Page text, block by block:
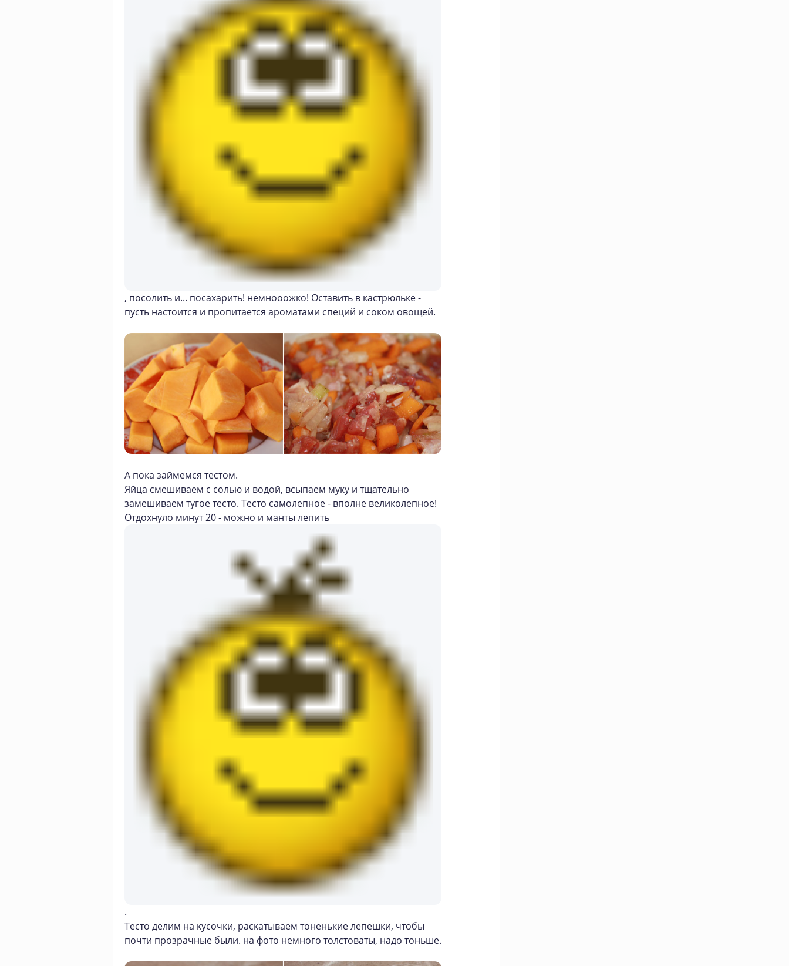
, посолить и... посахарить! немнооожко! Оставить в кастрюльке -
пусть настоится и пропитается ароматами специй и соком овощей.
А пока займемся тестом.
Яйца смешиваем с солью и водой, всыпаем муку и тщательно
замешиваем тугое тесто. Тесто самолепное - вполне великолепное!
Отдохнуло минут 20 - можно и манты лепить
.
Тесто делим на кусочки, раскатываем тоненькие лепешки, чтобы
почти прозрачные были. на фото немного толстоваты, надо тоньше.